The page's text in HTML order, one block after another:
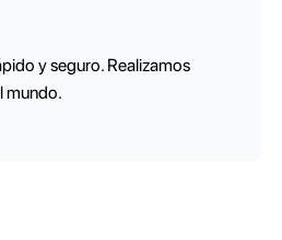
y seguro. Realizamos
mundo.